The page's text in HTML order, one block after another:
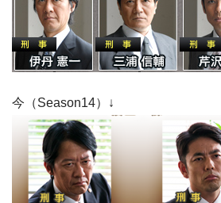
今（Season14）↓